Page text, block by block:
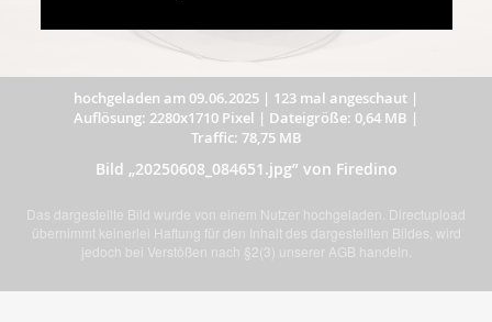
hochgeladen am 09.06.2025 | 123 mal angeschaut |
Auflösung: 2280x1710 Pixel | Dateigröße: 0,64 MB |
Traffic: 78,75 MB
Bild „20250608_084651.jpg” von Firedino
Das dargestellte Bild wurde von einem Nutzer hochgeladen. Directupload
übernimmt keinerlei Haftung für den Inhalt des dargestellten Bildes, wird
jedoch bei Verstößen nach §2(3) unserer AGB handeln.